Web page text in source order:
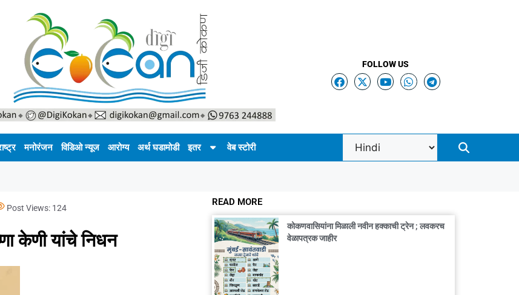
FOLLOW US
मनोरंजन विडिओ न्यूज आरोग्य अर्थ घडामोडी इतर वेब स्टोरी
Post Views: 124
केणी यांचे निधन
READ MORE
कोकणवासियांना मिळाली नवीन हक्काची ट्रेन ; लवकरच
वेळापत्रक जाहीर